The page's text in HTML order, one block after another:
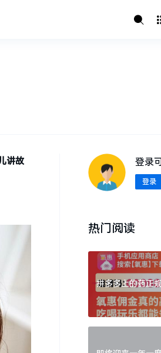
讲故 登录
登录
热门阅读
拼多多上的药正